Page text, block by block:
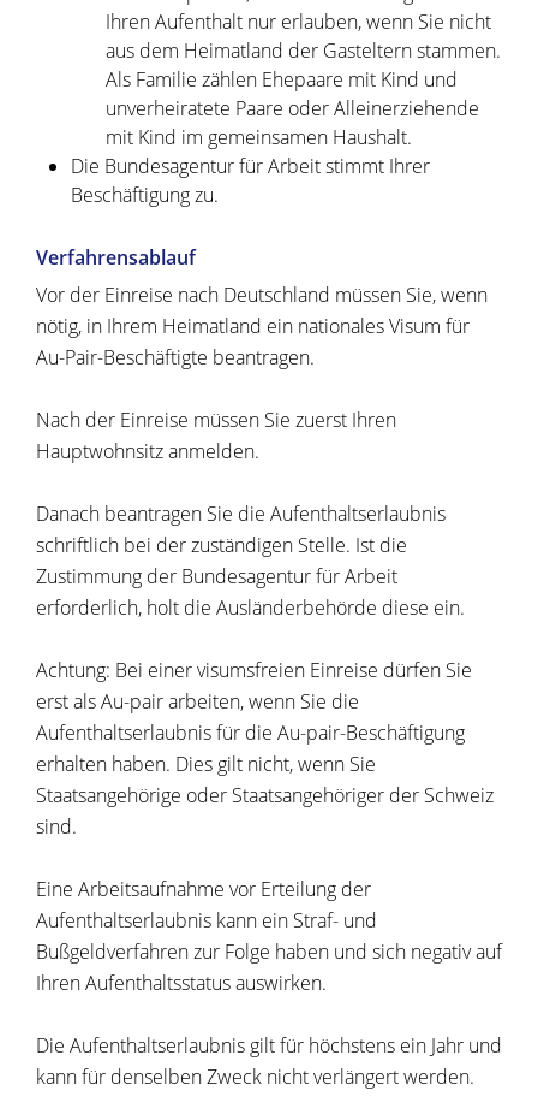
Ihren Aufenthalt nur erlauben, wenn Sie nicht
aus dem Heimatland der Gasteltern stammen.
Als Familie zählen Ehepaare mit Kind und
unverheiratete Paare oder Alleinerziehende
mit Kind im gemeinsamen Haushalt.
Die Bundesagentur für Arbeit stimmt Ihrer
Beschäftigung zu.
Verfahrensablauf
Vor der Einreise nach Deutschland müssen Sie, wenn
nötig, in Ihrem Heimatland ein nationales Visum für
Au-Pair-Beschäftigte beantragen.
Nach der Einreise müssen Sie zuerst Ihren
Hauptwohnsitz anmelden.
Danach beantragen Sie die Aufenthaltserlaubnis
schriftlich bei der zuständigen Stelle. Ist die
Zustimmung der Bundesagentur für Arbeit
erforderlich, holt die Ausländerbehörde diese ein.
Achtung: Bei einer visumsfreien Einreise dürfen Sie
erst als Au-pair arbeiten, wenn Sie die
Aufenthaltserlaubnis für die Au-pair-Beschäftigung
erhalten haben. Dies gilt nicht, wenn Sie
Staatsangehörige oder Staatsangehöriger der Schweiz
sind.
Eine Arbeitsaufnahme vor Erteilung der
Aufenthaltserlaubnis kann ein Straf- und
Bußgeldverfahren zur Folge haben und sich negativ auf
Ihren Aufenthaltsstatus auswirken.
Die Aufenthaltserlaubnis gilt für höchstens ein Jahr und
kannfür denselben Zweck nicht verlängert werden.